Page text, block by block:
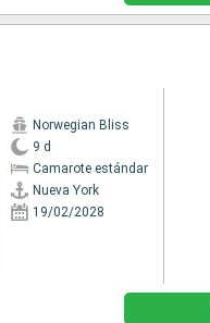
Norwegian Bliss
9 d
Camarote estándar
Nueva York
19/02/2028